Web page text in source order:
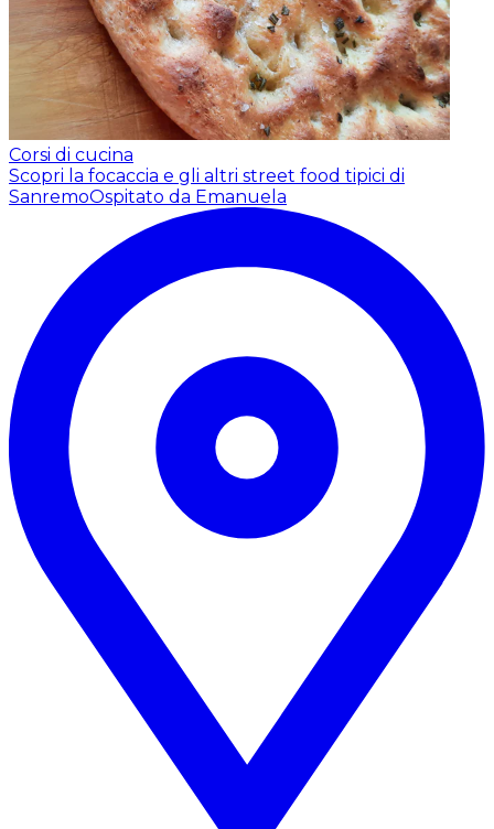
Corsi di cucina
Scopri la focaccia e gli altri street food tipici di
SanremoOspitato da Emanuela